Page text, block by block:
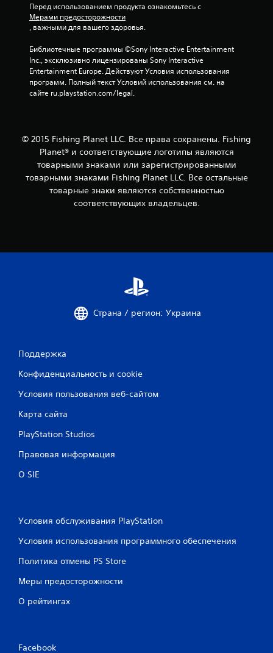
Перед использованием продукта ознакомьтесь с
Мерами предосторожности
, важными для вашего здоровья.
Библиотечные программы ©Sony Interactive Entertainment
Inc., эксклюзивно лицензированы Sony Interactive
Entertainment Europe. Действуют Условия использования
программ. Полный текст Условий использования см. на
сайте ru.playstation.com/legal.
© 2015 Fishing Planet LLC. Все права сохранены. Fishing
Planet® и соответствующие логотипы являются
товарными знаками или зарегистрированными
товарными знаками Fishing Planet LLC. Все остальные
товарные знаки являются собственностью
соответствующих владельцев.
Страна / регион: Украина
Поддержка
Конфиденциальность и cookie
Условия пользования веб-сайтом
Карта сайта
PlayStation Studios
Правовая информация
О SIE
Условия обслуживания PlayStation
Условия использования программного обеспечения
Политика отмены PS Store
Меры предосторожности
О рейтингах
Facebook